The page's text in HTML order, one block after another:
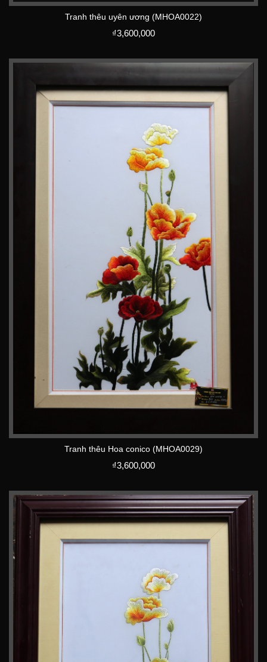
Tranh thêu uyên ương (MHOA0022)
₫3,600,000
Tranh thêu Hoa conico (MHOA0029)
₫3,600,000